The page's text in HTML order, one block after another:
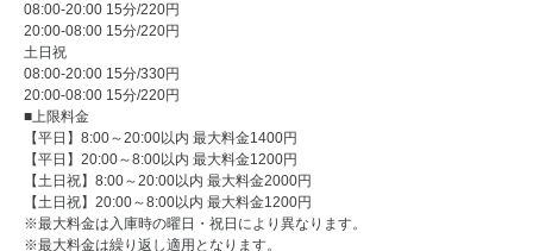
08:00-20:00 15分/220円
20:00-08:00 15分/220円
土日祝
08:00-20:00 15分/330円
20:00-08:00 15分/220円
■上限料金
【平日】8:00～20:00以内 最大料金1400円
【平日】20:00～8:00以内 最大料金1200円
【土日祝】8:00～20:00以内 最大料金2000円
【土日祝】20:00～8:00以内 最大料金1200円
※最大料金は入庫時の曜日・祝日により異なります。
※最大料金は繰り返し適用となります。